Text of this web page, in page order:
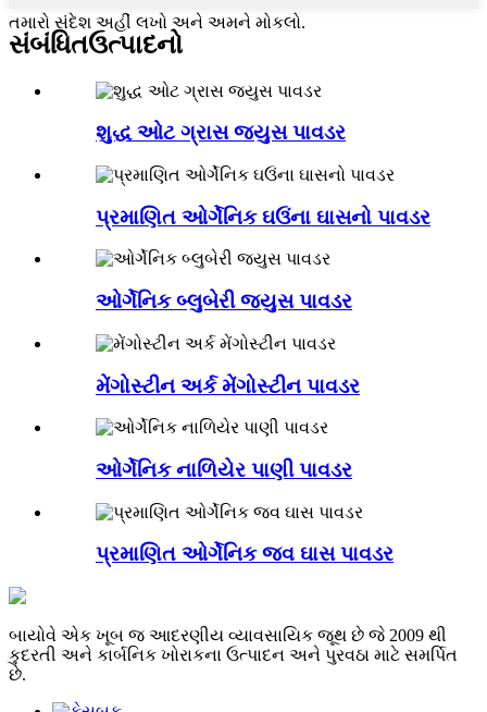
તમારો સંદેશ અહીં લખો અને અમને મોકલો.
સંબંધિતઉત્પાદનો
શુદ્ધ ઓટ ગ્રાસ જ્યુસ પાવડર
પ્રમાણિત ઓર્ગેનિક ઘઉંના ઘાસનો પાવડર
ઓર્ગેનિક બ્લુબેરી જ્યુસ પાવડર
મેંગોસ્ટીન અર્ક મેંગોસ્ટીન પાવડર
ઓર્ગેનિક નાળિયેર પાણી પાવડર
પ્રમાણિત ઓર્ગેનિક જવ ઘાસ પાવડર
બાયોવે એક ખૂબ જ આદરણીય વ્યાવસાયિક જૂથ છે જે 2009 થી
કુદરતી અને કાર્બનિક ખોરાકના ઉત્પાદન અને પુરવઠા માટે સમર્પિત
છે.